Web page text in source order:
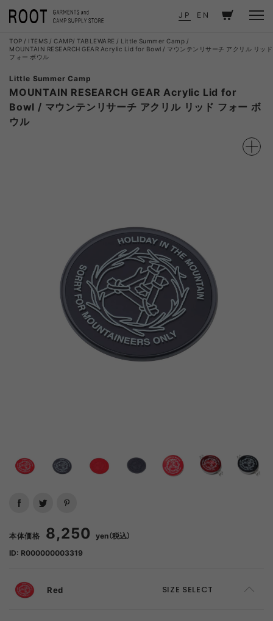
JP EN
TOP ITEMS CAMP TABLEWARE
Little Summer Camp
MOUNTAIN RESEARCH GEAR Acrylic Lid for Bowl / マウンテンリサーチ アクリル リッド
フォー ボウル
Little Summer Camp
MOUNTAIN RESEARCH GEAR Acrylic Lid for
Bowl / マウンテンリサーチ アクリル リッド フォー ボ
ウル
本体価格 8,250 yen（税込）
ID: R000000003319
Red SIZE SELECT